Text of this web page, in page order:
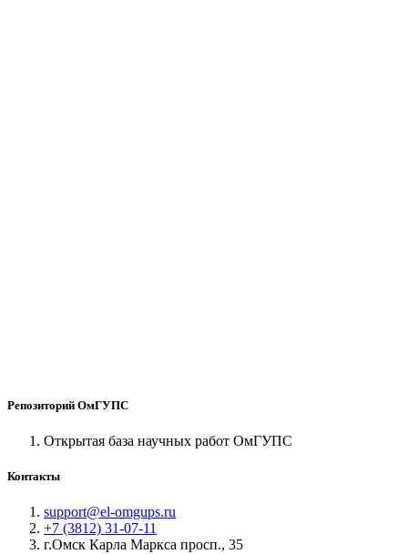
Репозиторий ОмГУПС
Открытая база научных работ ОмГУПС
Контакты
support@el-omgups.ru
+7 (3812) 31-07-11
г.Омск Карла Маркса просп., 35